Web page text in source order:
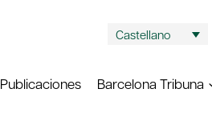
Castellano
Publicaciones Barcelona Tribuna